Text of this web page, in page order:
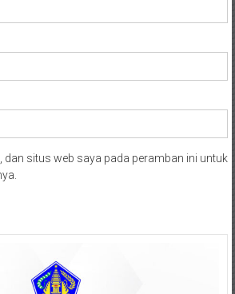
dan situs web saya pada peramban ini untuk